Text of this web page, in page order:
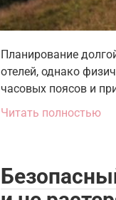
Планирование
отелей, однако
часовых поясов и
Читать полностью